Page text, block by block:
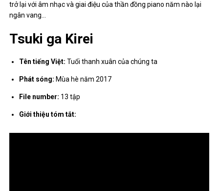
trở lại với âm nhạc và giai điệu của thần đồng piano năm nào lại
ngân vang…
Tsuki ga Kirei
Tên tiếng Việt: Tuổi thanh xuân của chúng ta
Phát sóng: Mùa hè năm 2017
File number: 13 tập
Giới thiệu tóm tắt: